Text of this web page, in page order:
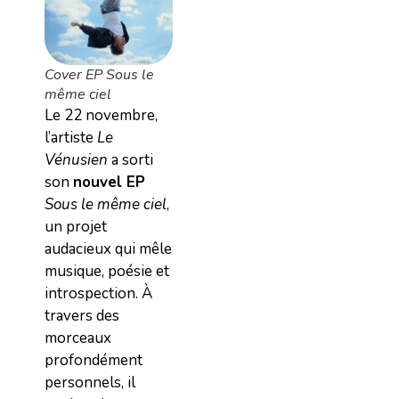
Cover EP Sous le
même ciel
Le 22 novembre,
l’artiste Le
Vénusien a sorti
son nouvel EP
Sous le même ciel,
un projet
audacieux qui mêle
musique, poésie et
introspection. À
travers des
morceaux
profondément
personnels, il